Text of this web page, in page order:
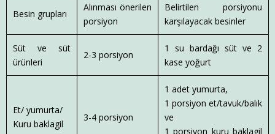
Besin grupları
Alınması önerilen
porsiyon
Belirtilen porsiyonu
karşılayacak besinler
Süt ve süt
ürünleri
2-3 porsiyon
1 su bardağı süt ve 2
kase yoğurt
Et/ yumurta/
Kuru baklagil
3-4 porsiyon
1 adet yumurta,
1 porsiyon et/tavuk/balık
ve
1 porsiyon kuru baklagil